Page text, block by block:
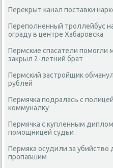
Перекрыт канал поставки
Переполненный троллейбус
ограду в центре Хабаровска
Пермские спасатели помогли
закрыл 2-летний брат
Пермский застройщик
рублей
Пермячка подралась с
коммуналку
Пермячка с купленным
помощницей судьи
Пермяка осудили за убийство
пропавшим